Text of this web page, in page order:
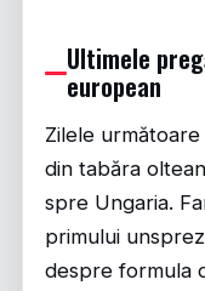
Ultimele
european
Zilele
din tabăra
spre Ungaria.
primului
despre formula